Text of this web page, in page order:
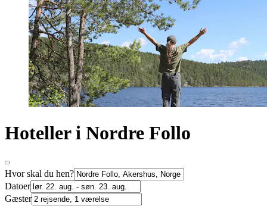
Hoteller i Nordre Follo
Hvor skal du hen?
Datoer
Gæster